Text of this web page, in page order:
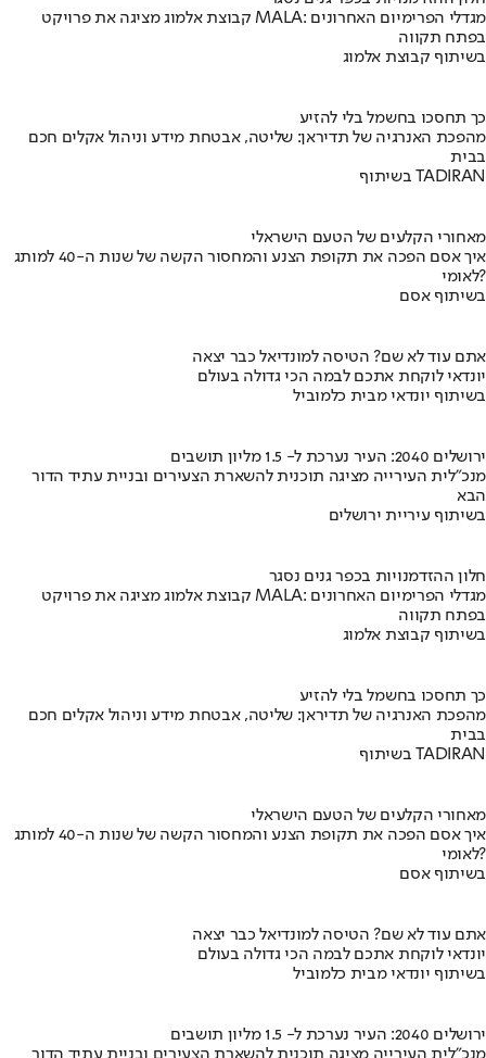
קבוצת אלמוג מציגה את פרויקט MALA: מגדלי הפרימיום האחרונים
בפתח תקווה
בשיתוף קבוצת אלמוג
כך תחסכו בחשמל בלי להזיע
מהפכת האנרגיה של תדיראן: שליטה, אבטחת מידע וניהול אקלים חכם
בבית
בשיתוף TADIRAN
מאחורי הקלעים של הטעם הישראלי
איך אסם הפכה את תקופת הצנע והמחסור הקשה של שנות ה-40 למותג
לאומי?
בשיתוף אסם
אתם עוד לא שם? הטיסה למונדיאל כבר יצאה
יונדאי לוקחת אתכם לבמה הכי גדולה בעולם
בשיתוף יונדאי מבית כלמוביל
ירושלים 2040: העיר נערכת ל- 1.5 מליון תושבים
מנכ"לית העירייה מציגה תוכנית להשארת הצעירים ובניית עתיד הדור
הבא
בשיתוף עיריית ירושלים
חלון ההזדמנויות בכפר גנים נסגר
קבוצת אלמוג מציגה את פרויקט MALA: מגדלי הפרימיום האחרונים
בפתח תקווה
בשיתוף קבוצת אלמוג
כך תחסכו בחשמל בלי להזיע
מהפכת האנרגיה של תדיראן: שליטה, אבטחת מידע וניהול אקלים חכם
בבית
בשיתוף TADIRAN
מאחורי הקלעים של הטעם הישראלי
איך אסם הפכה את תקופת הצנע והמחסור הקשה של שנות ה-40 למותג
לאומי?
בשיתוף אסם
אתם עוד לא שם? הטיסה למונדיאל כבר יצאה
יונדאי לוקחת אתכם לבמה הכי גדולה בעולם
בשיתוף יונדאי מבית כלמוביל
ירושלים 2040: העיר נערכת ל- 1.5 מליון תושבים